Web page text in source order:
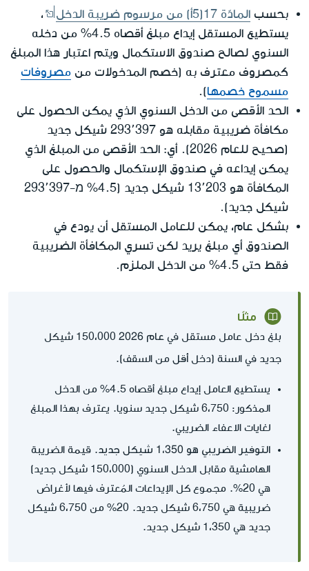
بحسب المادّة 17(5أ) من مرسوم ضريبة الدخل
،
يستطيع المستقل إيداع مبلغ أقصاه 4.5% من دخله
السنوي لصالح صندوق الاستكمال ويتم اعتبار هذا المبلغ
كمصروف معترف به (خصم المدخولات من مصروفات
مسموح خصمها).
الحد الأقصى من الدخل السنوي الذي يمكن الحصول على
مكافأة ضريبية مقابله هو 293٬397 شيكل جديد
(صحيح للعام 2026). أي: الحد الأقصى من المبلغ الذي
يمكن إيداعه في صندوق الإستكمال والحصول على
المكافأة هو 13٬203 شيكل جديد (4.5% מ-293٬397
شيكل جديد).
بشكل عام، يمكن للعامل المستقل أن يودع في
الصندوق أي مبلغ يريد لكن تسري المكافأة الضريبية
فقط حتى 4.5% من الدخل الملزم.
مثلًا
بلغ دخل عامل مستقل في عام 2026
150،000 شيكل
جديد في السنة (دخل أقل من السقف).
يستطيع العامل إيداع مبلغ أقصاه 4.5% من الدخل
المذكور: 6،750 شيكل جديد سنويا. يعترف بهذا المبلغ
لغايات الاعفاء الضريبي.
التوفير الضريبي هو 1،350 شيكل جديد
. قيمة الضريبة
الهامشية مقابل الدخل السنوي (150،000 شيكل جديد)
هي 20%. مجموع كل الإيداعات المُعترف فيها لأغراض
ضريبية هي 6،750 شيكل جديد. 20% من 6،750 شيكل
جديد هي 1،350 شيكل جديد.